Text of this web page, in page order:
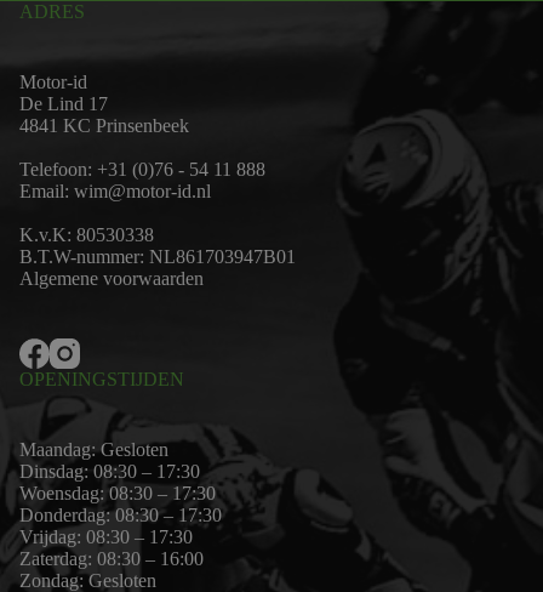
ADRES
Motor-id
De Lind 17
4841 KC Prinsenbeek
Telefoon: +31 (0)76 - 54 11 888
Email: wim@motor-id.nl
K.v.K: 80530338
B.T.W-nummer: NL861703947B01
Algemene voorwaarden
OPENINGSTIJDEN
Maandag: Gesloten
Dinsdag: 08:30 – 17:30
Woensdag: 08:30 – 17:30
Donderdag: 08:30 – 17:30
Vrijdag: 08:30 – 17:30
Zaterdag: 08:30 – 16:00
Zondag: Gesloten